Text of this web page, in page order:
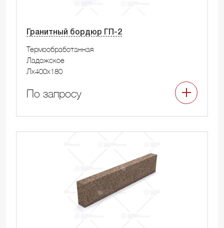
Гранитный бордюр ГП-2
Термообработанная
Ладожское
Лx400x180
По запросу